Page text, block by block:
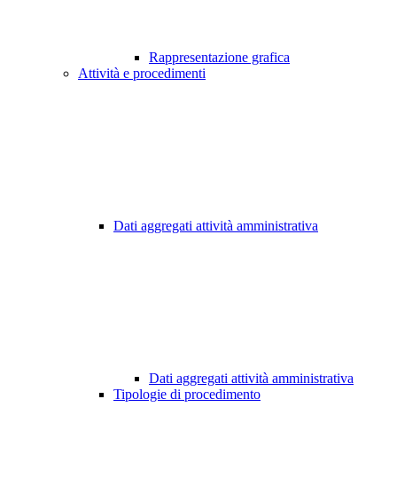
Rappresentazione grafica
Attività e procedimenti
Dati aggregati attività amministrativa
Dati aggregati attività amministrativa
Tipologie di procedimento